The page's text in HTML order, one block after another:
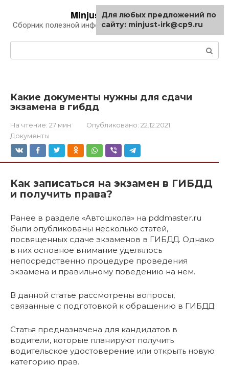
контенту
Minjust-irk.ru
Сборник полезной информации про автомобили
Какие документы нужны для сдачи
экзамена в гибдд
На чтение: 27 мин Опубликовано: 22.12.2021
Документы
Как записаться на экзамен в ГИБДД
и получить права?
Ранее в разделе «Автошкола» на pddmaster.ru
были опубликованы несколько статей,
посвященных сдаче экзаменов в ГИБДД. Однако
в них основное внимание уделялось
непосредственно процедуре проведения
экзамена и правильному поведению на нем.
В данной статье рассмотрены вопросы,
связанные с подготовкой к обращению в ГИБДД:
Статья предназначена для кандидатов в
водители, которые планируют получить
водительское удостоверение или открыть новую
категорию прав.
Для любых предложений по
сайту: minjust-irk@cp9.ru